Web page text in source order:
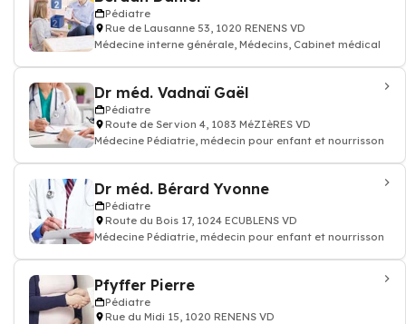
Pédiatre
Rue de Lausanne 53, 1020 RENENS VD
Médecine interne générale, Médecins, Cabinet médical
Dr méd. Vadnaï Gaël
Pédiatre
Route de Servion 4, 1083 MéZIèRES VD
Médecine Pédiatrie, médecin pour enfant et nourrisson
Dr méd. Bérard Yvonne
Pédiatre
Route du Bois 17, 1024 ECUBLENS VD
Médecine Pédiatrie, médecin pour enfant et nourrisson
Pfyffer Pierre
Pédiatre
Rue du Midi 15, 1020 RENENS VD